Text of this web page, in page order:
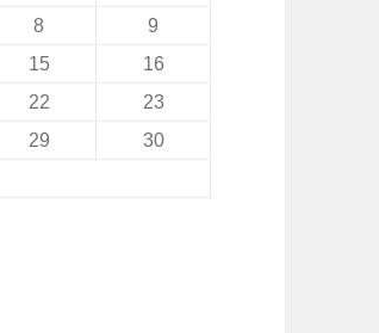
8
9
15
16
22
23
29
30